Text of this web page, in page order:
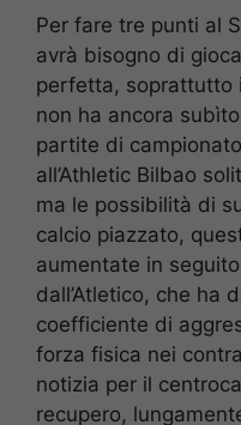
Per fare tre punti al
avrà bisogno di
perfetta, soprattutto
non ha ancora
partite di
all’Athletic Bilbao
ma le possibilità di
calcio piazzato,
aumentate in seguito
dall’Atletico, che ha
coefficiente di
forza fisica nei
notizia per il
recupero,